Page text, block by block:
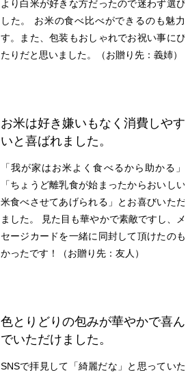
より白米が好きな方だったので迷わず選び
した。 お米の食べ比べができるのも魅力
す。また、包装もおしゃれでお祝い事にぴ
たりだと思いました。（お贈り先：義姉）
お米は好き嫌いもなく消費しやす
いと喜ばれました。
「我が家はお米よく食べるから助かる」
「ちょうど離乳食が始まったからおいしい
米食べさせてあげられる」とお喜びいただ
ました。 見た目も華やかで素敵ですし、メ
セージカードを一緒に同封して頂けたのも
かったです！（お贈り先：友人）
色とりどりの包みが華やかで喜ん
でいただけました。
SNSで拝見して「綺麗だな」と思っていた